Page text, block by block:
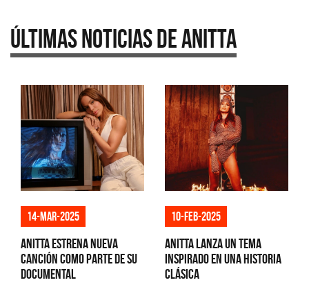
Últimas Noticias de Anitta
14-mar-2025
Anitta estrena nueva
canción como parte de su
documental
10-feb-2025
Anitta lanza un tema
inspirado en una historia
clásica